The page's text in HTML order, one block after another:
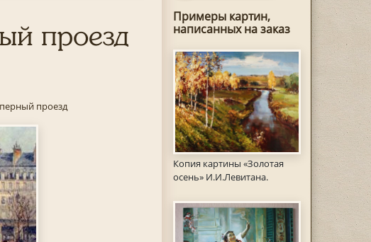
Примеры картин,
написанных на заказ
Копия картины «Золотая
осень» И.И.Левитана.
проезд
проезд